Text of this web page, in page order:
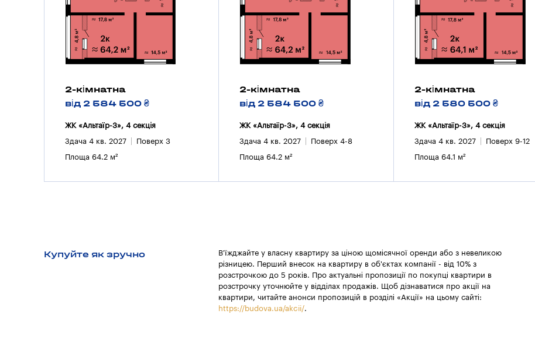
2-кімнатна
від 2 584 500 ₴
ЖК «Альтаїр-3», 4 секцiя
Здача 4 кв. 2027 Поверх 3
Площа 64.2 м²
2-кімнатна
від 2 584 500 ₴
ЖК «Альтаїр-3», 4 секцiя
Здача 4 кв. 2027 Поверх 4-8
Площа 64.2 м²
2-кімнатна
від 2 580 500 ₴
ЖК «Альтаїр-3», 4 секцiя
Здача 4 кв. 2027 Поверх 9-12
Площа 64.1 м²
Купуйте як зручно
В'їжджайте у власну квартиру за ціною щомісячної оренди або з невеликою
різницею. Перший внесок на квартиру в об'єктах компанії - від 10% з
розстрочкою до 5 років. Про актуальні пропозиції по покупці квартири в
розстрочку уточнюйте у відділах продажів. Щоб дізнаватися про акції на
квартири, читайте анонси пропозицій в розділі «Акції» на цьому сайті:
https://budova.ua/akcii/.